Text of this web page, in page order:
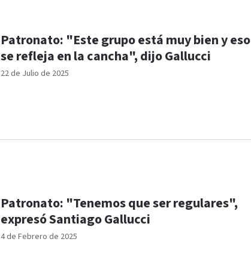
22 de Julio de 2025
Patronato: "Este grupo está muy bien y eso
se refleja en la cancha", dijo Gallucci
4 de Febrero de 2025
Patronato: "Tenemos que ser regulares",
expresó Santiago Gallucci